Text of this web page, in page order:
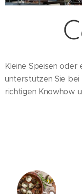
Kleine Speisen oder
unterstützen Sie bei
richtigen Knowhow